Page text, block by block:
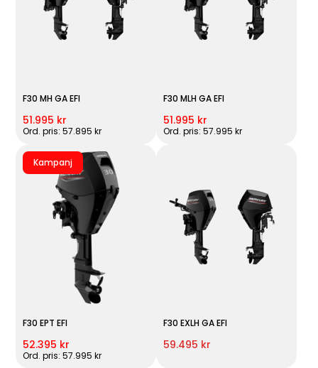
F30 MH GA EFI
51.995 kr
Ord. pris: 57.895 kr
F30 MLH GA EFI
51.995 kr
Ord. pris: 57.995 kr
Kampanj
F30 EPT EFI
52.395 kr
Ord. pris: 57.995 kr
F30 EXLH GA EFI
59.495 kr